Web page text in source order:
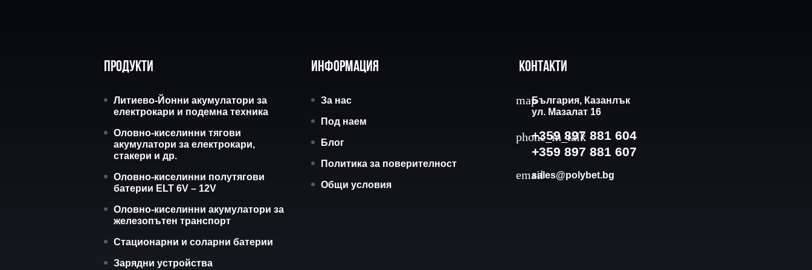
Продукти
Литиево-Йонни акумулатори за
електрокари и подемна техника
Оловно-киселинни тягови
акумулатори за електрокари,
стакери и др.
Оловно-киселинни полутягови
батерии ELT 6V – 12V
Оловно-киселинни акумулатори за
железопътен транспорт
Стационарни и соларни батерии
Зарядни устройства
Информация
За нас
Под наем
Блог
Политика за поверителност
Общи условия
Контакти
България, Казанлък
ул. Мазалат 16
+359 897 881 604
+359 897 881 607
sales@polybet.bg